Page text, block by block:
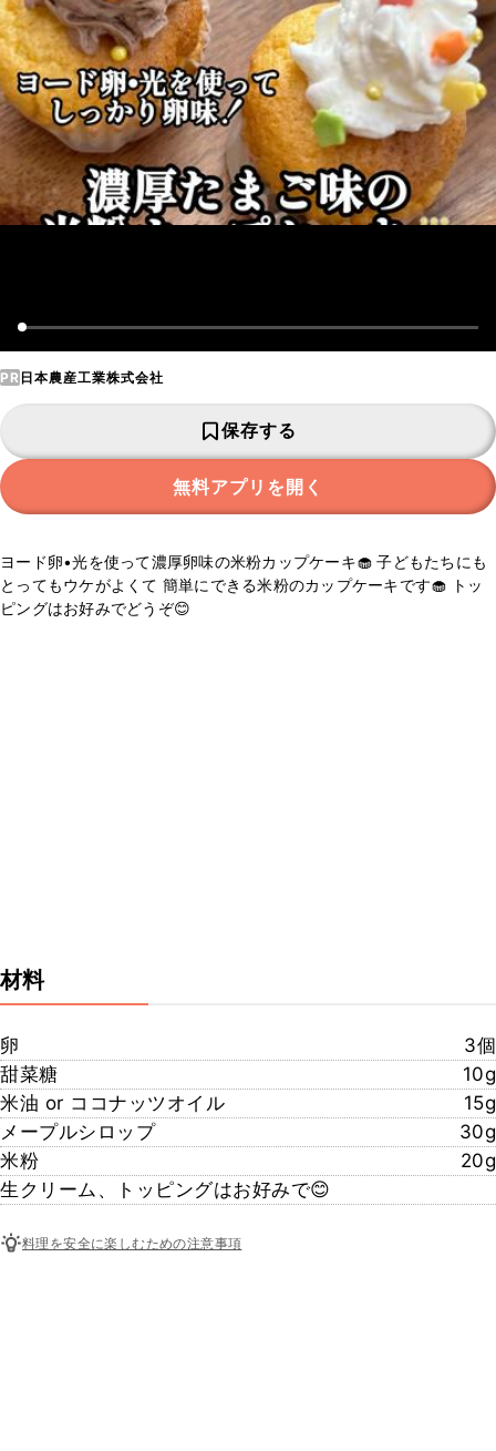
PR 日本農産工業株式会社
保存する
無料アプリを開く
ヨード卵•光を使って濃厚卵味の米粉カップケーキ🧁 子どもたちにも
とってもウケがよくて 簡単にできる米粉のカップケーキです🧁 トッ
ピングはお好みでどうぞ😊
材料
卵
3個
甜菜糖
10g
米油 or ココナッツオイル
15g
メープルシロップ
30g
米粉
20g
生クリーム、トッピングはお好みで😊
料理を安全に楽しむための注意事項